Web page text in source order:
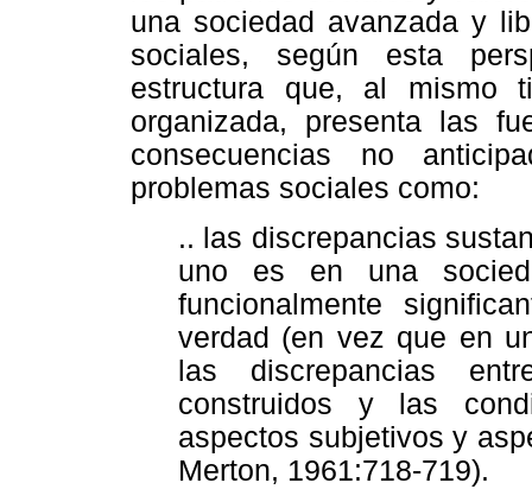
una sociedad avanzada y
sociales, según esta
estructura que, al mismo
organizada, presenta las
consecuencias no
problemas sociales como:
.. las discrepancias
uno es en una
funcionalmente
verdad (en vez que en
las discrepancias
construidos y las
aspectos subjetivos y
Merton, 1961:718-719).